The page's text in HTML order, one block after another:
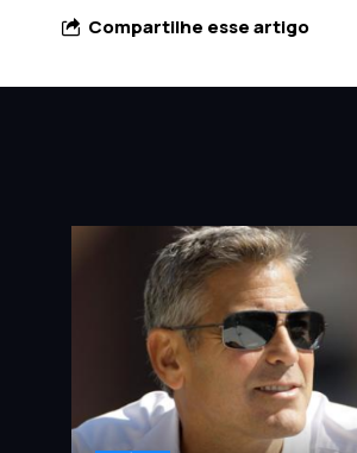
Compartilhe esse artigo